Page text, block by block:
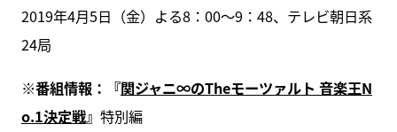
2019年4月5日（金）よる8：00～9：48、テレビ朝日系
24局
※番組情報：『関ジャニ∞のTheモーツァルト 音楽王N
o.1決定戦』 特別編